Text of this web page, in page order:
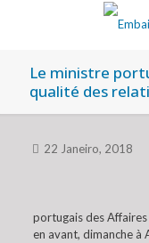
Le ministre
qualité des
22 Janeiro, 2018
portugais des
en avant, dimanche à